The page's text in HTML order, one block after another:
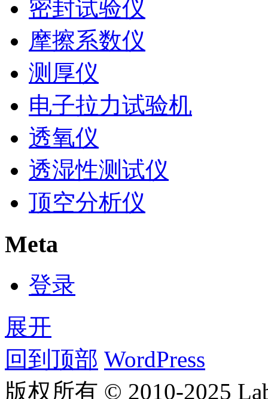
密封试验仪
摩擦系数仪
测厚仪
电子拉力试验机
透氧仪
透湿性测试仪
顶空分析仪
Meta
登录
展开
回到顶部 WordPress
版权所有 © 2010-2025